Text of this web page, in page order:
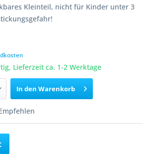
Kleinteil, nicht für Kinder unter 3
Lieferzeit ca. 1-2 Werktage
In den Warenkorb